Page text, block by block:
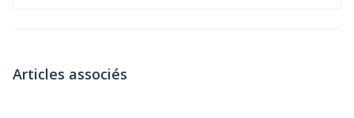
Articles associés